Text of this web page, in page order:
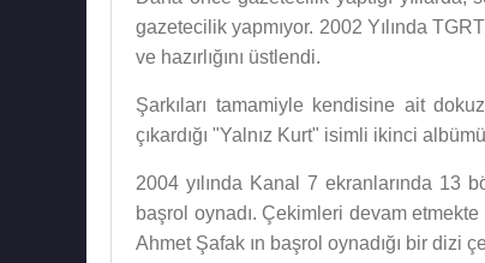
gazetecilik yapmıyor. 2002 Yılında
ve hazırlığını üstlendi.
Şarkıları tamamiyle kendisine ait
çıkardığı "Yalnız Kurt" isimli ikinci
2004 yılında Kanal 7 ekranlarında 13
başrol oynadı. Çekimleri devam
Ahmet Şafak ın başrol oynadığı bir dizi